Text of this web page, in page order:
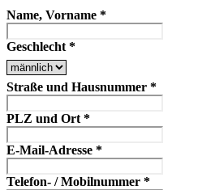
Name, Vorname *
Geschlecht *
Straße und Hausnummer *
PLZ und Ort *
E-Mail-Adresse *
Telefon- / Mobilnummer *